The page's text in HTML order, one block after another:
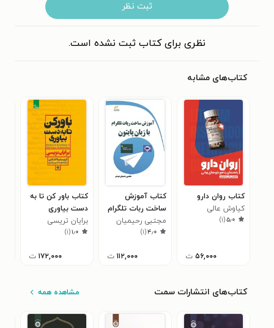
ثبت نظر
نظری برای کتاب ثبت نشده است.
کتاب‌های مشابه
کتاب روان دارو
کیاوش عالی
محمودی
۵٫۰(۱)
۵۶,۰۰۰ ت
کتاب آموزش
ساخت ربات تلگرام
با زبان پایتون
مجتبی رحیمیان
شوشتر
۴٫۰(۱)
۱۱۲,۰۰۰ ت
کتاب باور کن تا به
دست بیاوری
برایان تریسی
۱٫۰(۱)
۱۷۲,۰۰۰ ت
کتاب‌های انتشارات سمت مشاهده همه